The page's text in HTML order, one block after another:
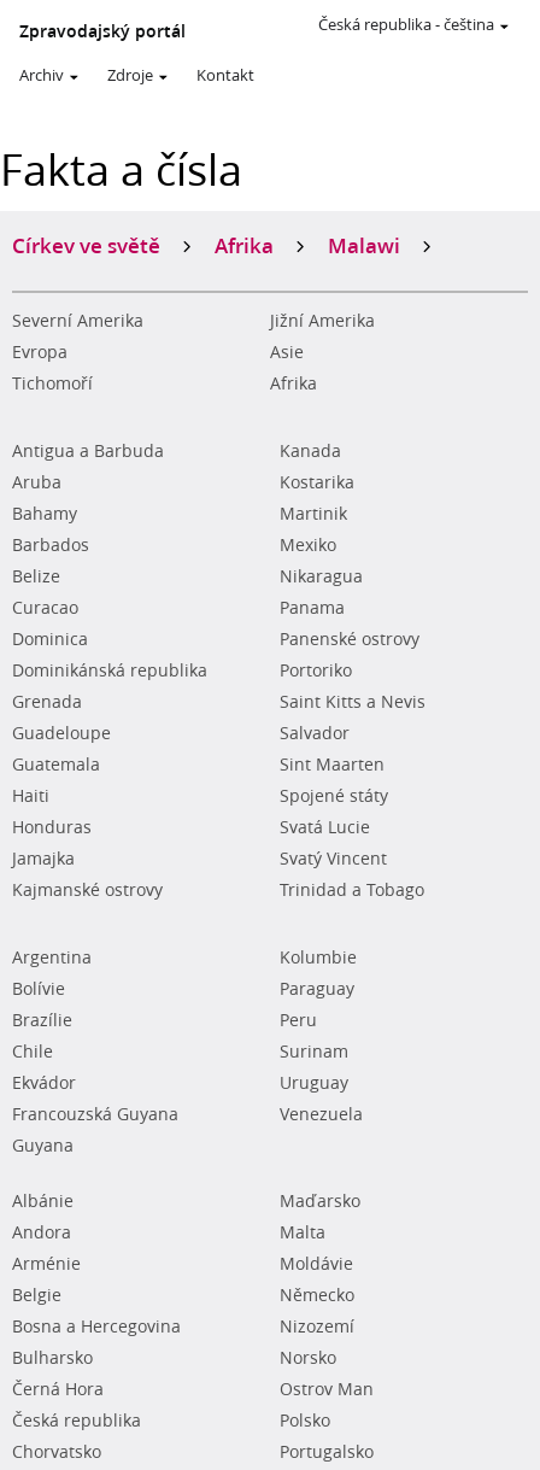
Zpravodajský portál
Archiv Zdroje Kontakt
Česká republika-čeština
Fakta a čísla
Církev ve světě Afrika Malawi
Severní Amerika
Jižní Amerika
Evropa
Asie
Tichomoří
Afrika
Antigua a Barbuda
Aruba
Bahamy
Barbados
Belize
Curacao
Dominica
Dominikánská republika
Grenada
Guadeloupe
Guatemala
Haiti
Honduras
Jamajka
Kajmanské ostrovy
Kanada
Kostarika
Martinik
Mexiko
Nikaragua
Panama
Panenské ostrovy
Portoriko
Saint Kitts a Nevis
Salvador
Sint Maarten
Spojené státy
Svatá Lucie
Svatý Vincent
Trinidad a Tobago
Argentina
Bolívie
Brazílie
Chile
Ekvádor
Francouzská Guyana
Guyana
Kolumbie
Paraguay
Peru
Surinam
Uruguay
Venezuela
Albánie
Andora
Arménie
Belgie
Bosna a Hercegovina
Bulharsko
Černá Hora
Česká republika
Chorvatsko
Maďarsko
Malta
Moldávie
Německo
Nizozemí
Norsko
Ostrov Man
Polsko
Portugalsko